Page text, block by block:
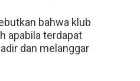
bahwa klub
apabila terdapat
dan melanggar